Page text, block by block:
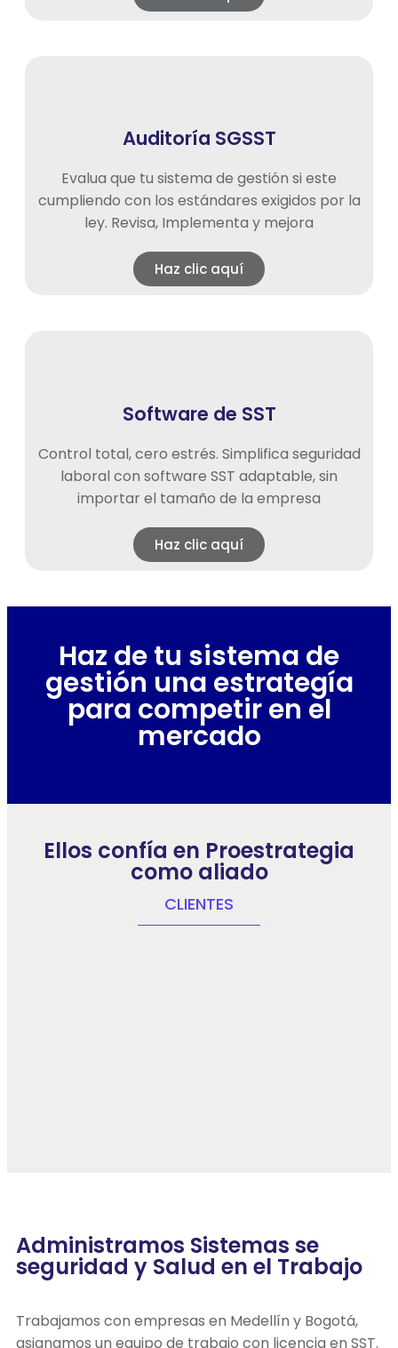
Auditoría SGSST
Evalua que tu sistema de gestión si este
cumpliendo con los estándares exigidos por la
ley. Revisa, Implementa y mejora
Haz clic aquí
Software de SST
Control total, cero estrés. Simplifica seguridad
laboral con software SST adaptable, sin
importar el tamaño de la empresa
Haz clic aquí
Haz de tu sistema de
gestión una estrategía
para competir en el
mercado
Ellos confía en Proestrategia
como aliado
CLIENTES
Administramos Sistemas se
seguridad y Salud en el Trabajo
Trabajamos con empresas en Medellín y Bogotá,
asignamos un equipo de trabajo con licencia en SST.